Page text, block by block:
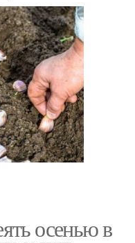
осенью в